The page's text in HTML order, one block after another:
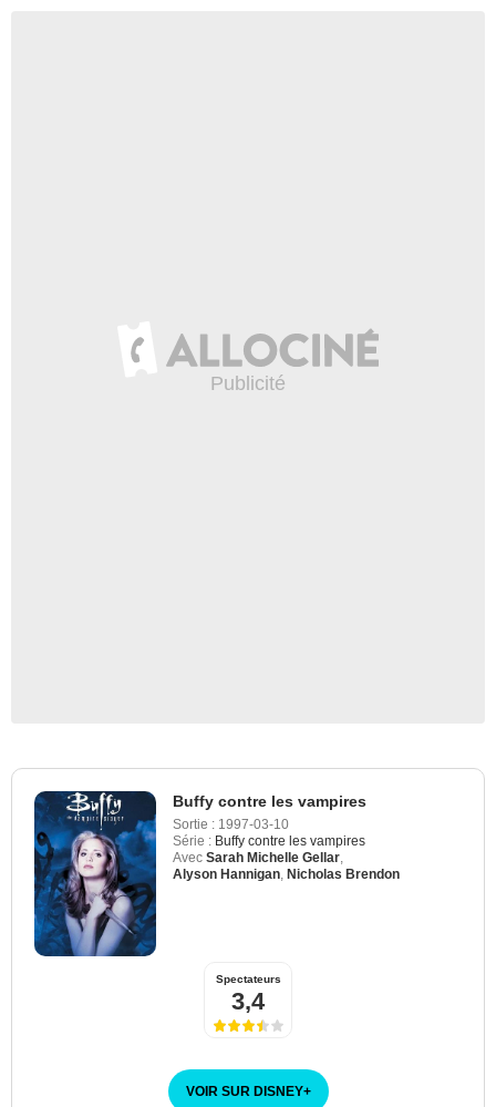
Buffy contre les vampires
Sortie : 1997-03-10
Série : Buffy contre les vampires
Avec Sarah Michelle Gellar
Alyson Hannigan Nicholas Brendon
Spectateurs
3,4
VOIR SUR DISNEY+